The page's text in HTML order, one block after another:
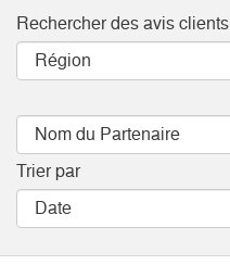
Rechercher des avis clients
Trier par